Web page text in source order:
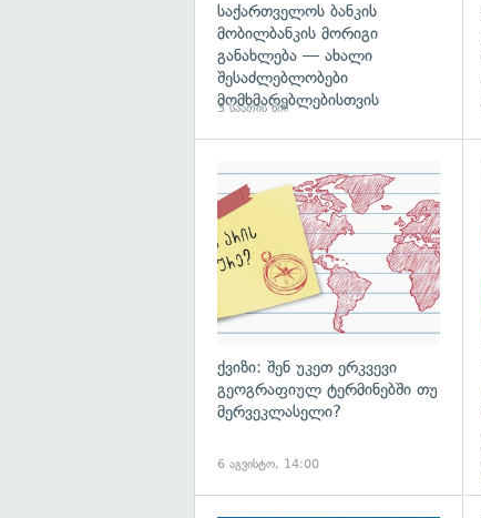
საქართველოს ბანკის
მობილბანკის მორიგი
განახლება — ახალი
შესაძლებლობები
მომხმარებლებისთვის
3 საათის წინ
ქვიზი: შენ უკეთ ერკვევი
გეოგრაფიულ ტერმინებში თუ
მერვეკლასელი?
6 აგვისტო, 14:00